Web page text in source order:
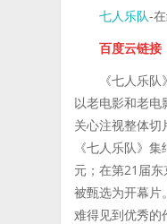
七人乐队-
百度云链接
《七人乐
以老电影和老电
关心注视整体切
《七人乐队》
元；在第21届
被甄选为开幕片
难得见到优秀的